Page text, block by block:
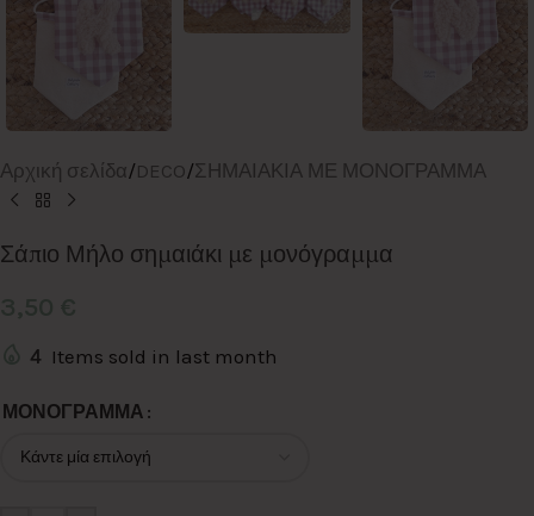
Αρχική σελίδα/DECO/ΣΗΜΑΙΑΚΙΑ ΜΕ ΜΟΝΟΓΡΑΜΜΑ
Σάπιο Μήλο σημαιάκι με μονόγραμμα
4 Items sold in last month
ΜΟΝΟΓΡΑΜΜΑ
Alternative: